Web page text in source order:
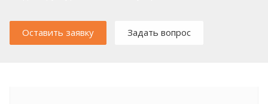
Оставить заявку Задать вопрос